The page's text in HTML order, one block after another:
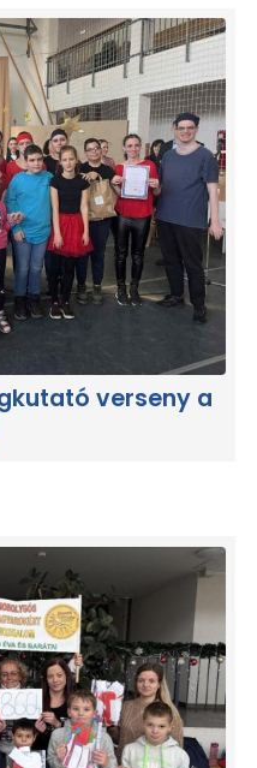
verseny a